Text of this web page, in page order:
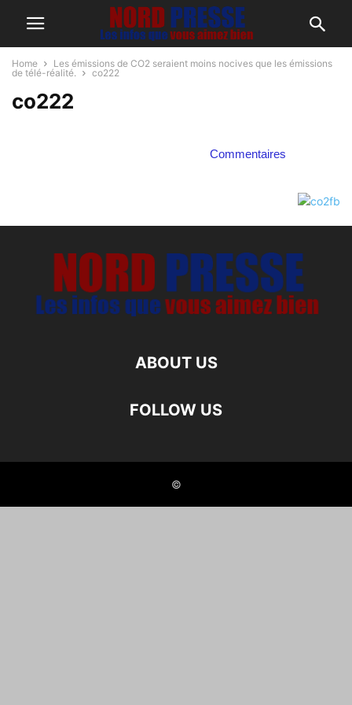
Home
Les émissions de CO2 seraient moins nocives que les émissions
de télé-réalité.
co222
co222
Commentaires
ABOUT US
FOLLOW US
©